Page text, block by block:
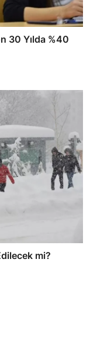
30 Yılda %40
mi?